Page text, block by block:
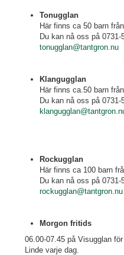
Tonugglan
Här finns ca 50 barn
Du kan nå oss på 0731-
tonugglan@tantgron.nu
Klangugglan
Här finns ca.50 barn
Du kan nå oss på 0731-
Rockugglan
Här finns ca 100 barn
Du kan nå oss på 0731-
rockugglan@tantgron.nu
Morgon fritids
06.00-07.45 på Visugglan
Linde varje dag.